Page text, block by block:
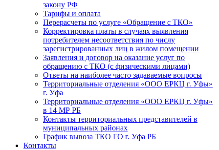
закону РФ
Тарифы и оплата
Перерасчеты по услуге «Обращение с ТКО»
Корректировка платы в случаях выявления
потребителем несоответствия по числу
зарегистрированных лиц в жилом помещении
Заявления и договор на оказание услуг по
обращению с ТКО (с физическими лицами)
Ответы на наиболее часто задаваемые вопросы
Территориальные отделения «ООО ЕРКЦ г. Уфы»
г. Уфа
Территориальные отделения «ООО ЕРКЦ г. Уфы»
в 14 МР РБ
Контакты территориальных представителей в
муниципальных районах
График вывоза ТКО ГО г. Уфа РБ
Контакты